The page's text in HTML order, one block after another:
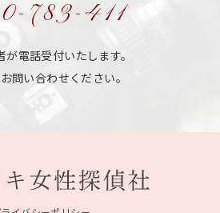
783-411
が電話受付いたします。
問い合わせください。